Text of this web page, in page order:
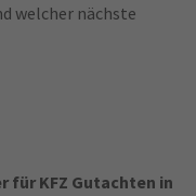
welcher nächste
für KFZ Gutachten in